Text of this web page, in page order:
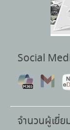
Social
จำนวนผู้เยี่ย